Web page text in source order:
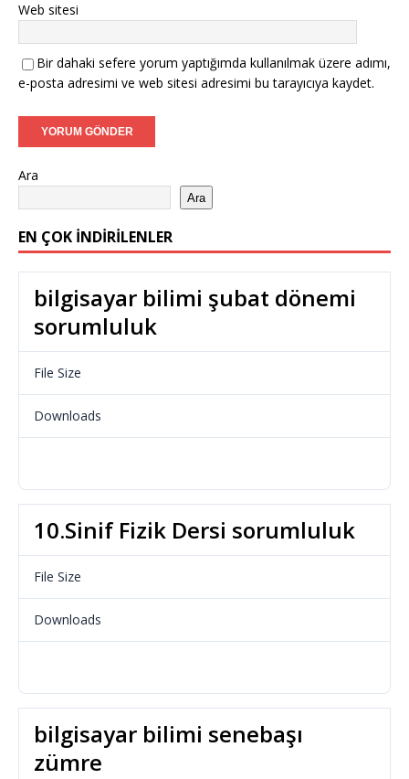
Web sitesi
Bir dahaki sefere yorum yaptığımda kullanılmak üzere adımı,
e-posta adresimi ve web sitesi adresimi bu tarayıcıya kaydet.
Ara
Ara
EN ÇOK İNDIRILENLER
bilgisayar bilimi şubat dönemi
sorumluluk
File Size
Downloads
10.Sinif Fizik Dersi sorumluluk
File Size
Downloads
bilgisayar bilimi senebaşı
zümre